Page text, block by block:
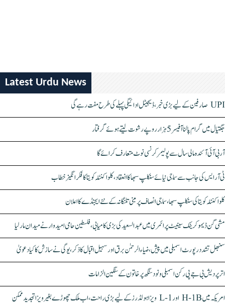
Latest Urdu News
UPI صارفین کے لیے بڑی خبر، ڈیجیٹل ادائیگی پہلے کی طرح مفت رہے گی
جگتیال میں گرام پالنا آفیسر 5 ہزار روپے رشوت لیتے ہوئے گرفتار
آر بی آئی آئندہ مالی سال سے پولیمر کرنسی نوٹ متعارف کرائے گا
ٹی آر ایس کی جانب سے سماجی نیائے سنکلپ سبھا کا انعقاد، کلواکنٹلہ کویتا کا فکر انگیز خطاب
کلواکنٹلہ کویتا کی سنکلپ سبھا، سماجی انصاف پر مبنی تلنگانہ کے نئے ایجنڈے کا اعلان
مشی گن ڈیموکریٹک سینیٹ پرائمری میں عبدالسعید کی بڑی کامیابی، فلسطین حامی امیدوار نے میدان مار لیا
سنبھل تشدد رپورٹ اسمبلی میں پیش، ضیاء الرحمٰن برق اور سہیل اقبال کا ذکر، یوگی نے سازش کا کیا دعویٰ
اتر پردیش بی جے پی رکن اسمبلی ونود سنگھ پر خاتون کے سنگین الزامات
امریکہ میں H-1B اور L-1 ویزا ہولڈرز کے لیے بڑی راحت، اب ملک چھوڑے بغیر ویزا تجدید ممکن